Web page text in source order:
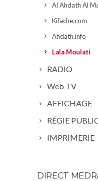
Al Ahdath Al
Kifache.com
Ahdath.info
Lala Moulati
RADIO
Web TV
AFFICHAGE
RÉGIE
IMPRIMERIE
DIRECT